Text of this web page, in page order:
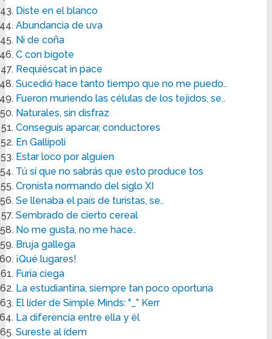
Diste en el blanco
Abundancia de uva
Ni de coña
C con bigote
Requiéscat in pace
Sucedió hace tanto tiempo que no me puedo..
Fueron muriendo las células de los tejidos, se..
Naturales, sin disfraz
Conseguís aparcar, conductores
En Gallipoli
Estar loco por alguien
Tú sí que no sabrás que esto produce tos
Cronista normando del siglo XI
Se llenaba el país de turistas, se..
Sembrado de cierto cereal
No me gusta, no me hace..
Bruja gallega
¡Qué lugares!
Furia ciega
La estudiantina, siempre tan poco oportuna
El líder de Simple Minds: "_” Kerr
La diferencia entre ella y él
Sureste al ídem